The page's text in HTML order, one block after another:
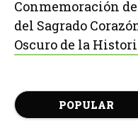
Conmemoración
del Sagrado
Oscuro de la
POPULAR